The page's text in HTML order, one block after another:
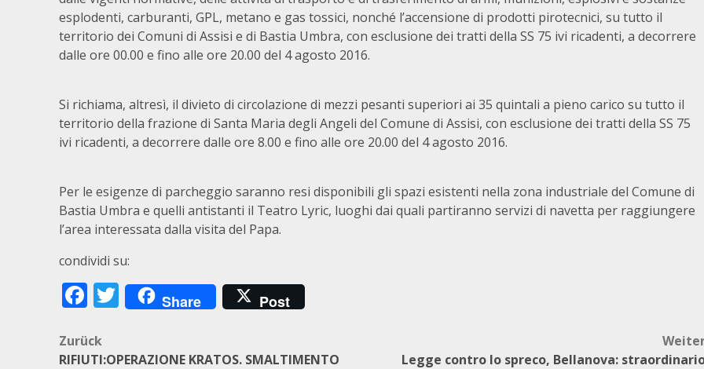
esplodenti, carburanti, GPL, metano e gas tossici, nonché l’accensione di prodotti pirotecnici, su tutto il
territorio dei Comuni di Assisi e di Bastia Umbra, con esclusione dei tratti della SS 75 ivi ricadenti, a decorrere
dalle ore 00.00 e fino alle ore 20.00 del 4 agosto 2016.
Si richiama, altresì, il divieto di circolazione di mezzi pesanti superiori ai 35 quintali a pieno carico su tutto il
territorio della frazione di Santa Maria degli Angeli del Comune di Assisi, con esclusione dei tratti della SS 75
ivi ricadenti, a decorrere dalle ore 8.00 e fino alle ore 20.00 del 4 agosto 2016.
Per le esigenze di parcheggio saranno resi disponibili gli spazi esistenti nella zona industriale del Comune di
Bastia Umbra e quelli antistanti il Teatro Lyric, luoghi dai quali partiranno servizi di navetta per raggiungere
l’area interessata dalla visita del Papa.
condividi su:
Facebook
Twitter
Share Post
Beitragsnavigation
Zurück
RIFIUTI:OPERAZIONE KRATOS. SMALTIMENTO
Legge contro lo spreco, Bellanova: